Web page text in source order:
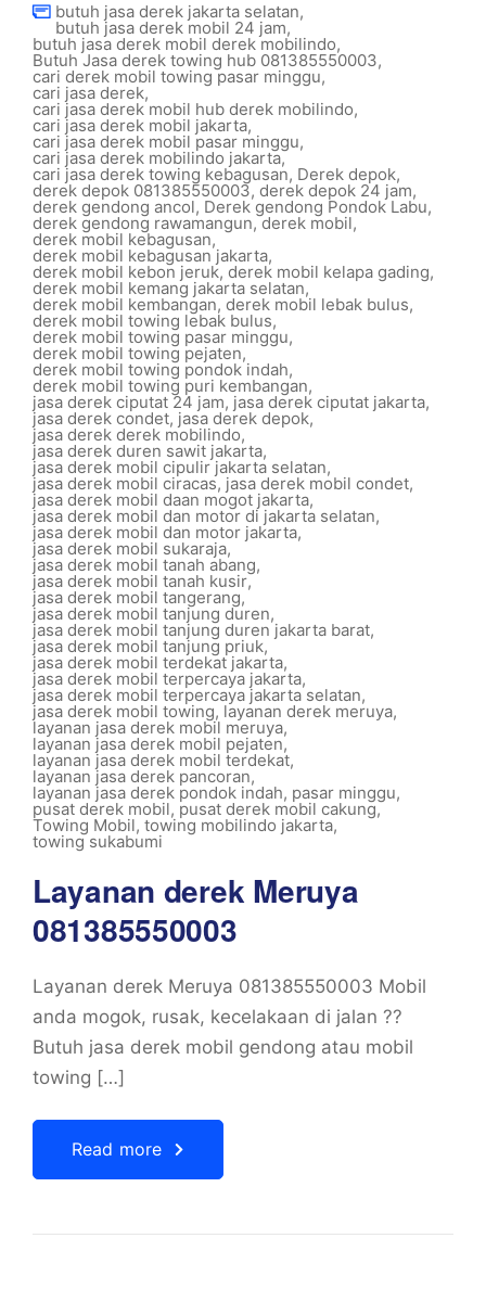
butuh jasa derek jakarta selatan,
butuh jasa derek mobil 24 jam,
butuh jasa derek mobil derek mobilindo,
Butuh Jasa derek towing hub 081385550003,
cari derek mobil towing pasar minggu,
cari jasa derek,
cari jasa derek mobil hub derek mobilindo,
cari jasa derek mobil jakarta,
cari jasa derek mobil pasar minggu,
cari jasa derek mobilindo jakarta,
cari jasa derek towing kebagusan, Derek depok,
derek depok 081385550003, derek depok 24 jam,
derek gendong ancol, Derek gendong Pondok Labu,
derek gendong rawamangun,derek mobil,
derek mobil kebagusan,
derek mobil kebagusan jakarta,
derek mobil kebon jeruk, derek mobil kelapa gading,
derek mobil kemang jakarta selatan,
derek mobil kembangan, derek mobil lebak bulus,
derek mobil towing lebak bulus,
derek mobil towing pasar minggu,
derek mobil towing pejaten,
derek mobil towing pondok indah,
derek mobil towing puri kembangan,
jasa derek ciputat 24 jam, jasa derek ciputat jakarta,
jasa derek condet, jasa derek depok,
jasa derek derek mobilindo,
jasa derek duren sawit jakarta,
jasa derek mobil cipulir jakarta selatan,
jasa derek mobil ciracas, jasa derek mobil condet,
jasa derek mobil daan mogot jakarta,
jasa derek mobil dan motor di jakarta selatan,
jasa derek mobil dan motor jakarta,
jasa derek mobil sukaraja,
jasa derek mobil tanah abang,
jasa derek mobil tanah kusir,
jasa derek mobil tangerang,
jasa derek mobil tanjung duren,
jasa derek mobil tanjung duren jakarta barat,
jasa derek mobil tanjung priuk,
jasa derek mobil terdekat jakarta,
jasa derek mobil terpercaya jakarta,
jasa derek mobil terpercaya jakarta selatan,
jasa derek mobil towing, layanan derek meruya,
layanan jasa derek mobil meruya,
layanan jasa derek mobil pejaten,
layanan jasa derek mobil terdekat,
layanan jasa derek pancoran,
layanan jasa derek pondok indah, pasar minggu,
pusat derek mobil, pusat derek mobil cakung,
Towing Mobil, towing mobilindo jakarta,
towing sukabumi
Layanan derek Meruya
081385550003
Layanan derek Meruya 081385550003 Mobil
anda mogok, rusak, kecelakaan di jalan ??
Butuh jasa derek mobil gendong atau mobil
towing […]
Read more